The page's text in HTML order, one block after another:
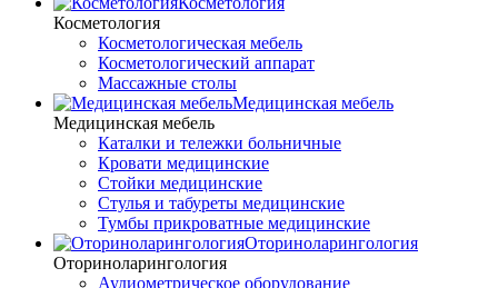
Косметология
Косметологическая мебель
Косметологический аппарат
Массажные столы
Медицинская мебель
Медицинская мебель
Каталки и тележки больничные
Кровати медицинские
Стойки медицинские
Стулья и табуреты медицинские
Тумбы прикроватные медицинские
Оториноларингология
Оториноларингология
Аудиометрическое оборудование